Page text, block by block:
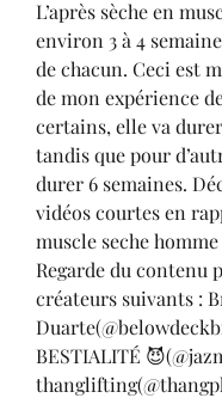
L’après sèche en
environ 3 à 4
de chacun. Ceci est
de mon expérience
certains, elle va
tandis que pour
durer 6 semaines.
vidéos courtes en
muscle seche
Regarde du contenu
créateurs suivants :
BESTIALITÉ